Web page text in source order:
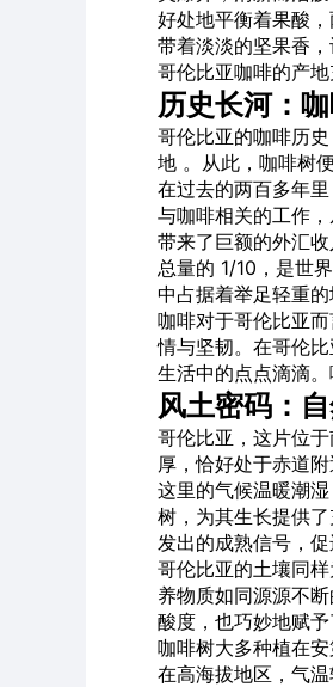
好处地平衡着果酸
带着淡淡的坚果香
哥伦比亚咖啡的产
历史长河：
哥伦比亚的咖啡历
地 。从此，咖啡树
在过去的两百多年
与咖啡相关的工作
带来了巨额的外汇
总量的 1/10，是世
中占据着举足轻重的
咖啡对于哥伦比亚
情与坚韧。在哥伦
生活中的点点滴滴
风土密码：
哥伦比亚，这片位
厚，恰好处于赤道
这里的气候温暖潮
树，为其生长提供
发出的成熟信号，
哥伦比亚的土壤同
养物质如同源源不
酸度，也巧妙地赋
咖啡树大多种植在
在高海拔地区，气